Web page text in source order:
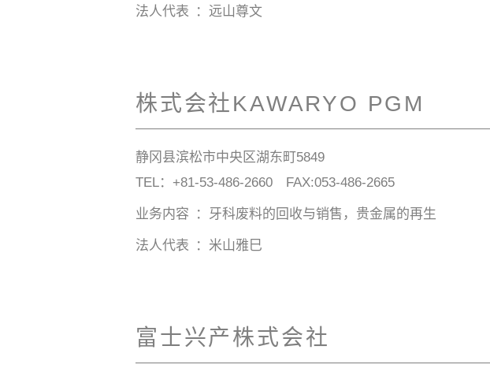
法人代表 远山尊文
株式会社KAWARYO PGM
静冈县滨松市中央区湖东町5849
TEL： +81-53-486-2660 FAX:053-486-2665
业务内容 牙科废料的回收与销售，贵金属的再生
法人代表 米山雅巳
富士兴产株式会社